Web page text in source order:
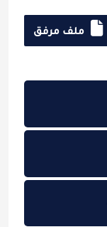
ملف مرفق